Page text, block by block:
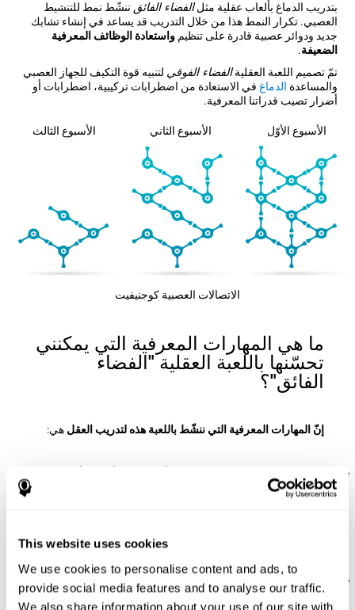
This website uses cookies
We use cookies to personalise content and ads, to
provide social media features and to analyse our traffic.
We also share information about your use of our site with
بتدريب الدماغ بألعاب عقلية مثلالفضاء الفائق ننشّط نمط للتنشيط
العصبي. تكرار النمط هذا من خلال التدريب قد يساعد في إنشاء تشابك
جديد ودوائر عصبية قادرة على تنظيمواستعادة الوظائف المعرفية
الضعيفة.
تمّ تصميم اللعبة العقليةالفضاء الفوقي لتنبيه قوة التكيف للجهاز العصبي
والمساعدة الدماغ في الاستعادة من اضطرابات تركيبية، اضطرابات أو
أضرار تصيب قدراتنا المعرفية.
الأسبوع الأوّل الأسبوع الثاني الأسبوع الثالث
الاتصالات العصبية كوجنيفيت
ما هي المهارات المعرفية التي يمكنني
تحسّنها باللعبة العقلية "الفضاء
الفائق"؟
إنّ المهارات المعرفية التي ننشّط باللعبة هذه لتدريب العقل هي:
مختلفة بالعقل. بوضع قطع ثلاثية الأبعاد مختلفة في الأمكنة المناسب
(الحجوم، والأشكال، والمسافات...). مثلاً، عندما نفعل أنشطة مثل
القراءة، لأنّنا نفهم ترتيب ومكان كلّ حرف وهو مهمّ لتفسير النص.
الختطيط:
لتقدّم هذه اللعبة العقلية يجب أن نضع القطع بالترتيب
والمكان المحدّد للحصول على الدرجات. بممارسة هذا التمرين